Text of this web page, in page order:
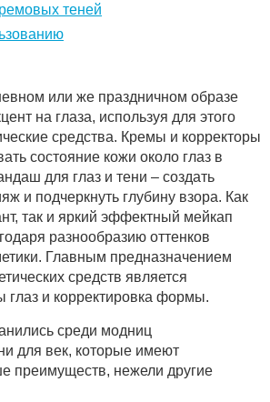
теней
или же праздничном образе
на глаза, используя для этого
средства. Кремы и корректоры
состояние кожи около глаз в
для глаз и тени – создать
и подчеркнуть глубину взора. Как
так и яркий эффектный мейкап
разнообразию оттенков
Главным предназначением
средств является
глаз и корректировка формы.
среди модниц
для век, которые имеют
преимуществ, нежели другие